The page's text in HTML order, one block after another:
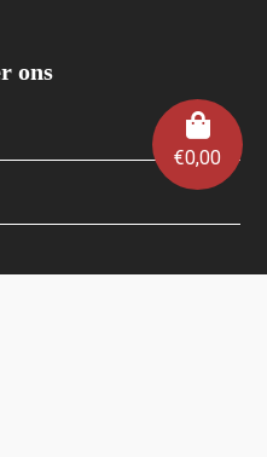
€0,00
ons